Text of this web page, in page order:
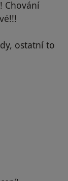
Chování
ostatní to
byl odstraněn